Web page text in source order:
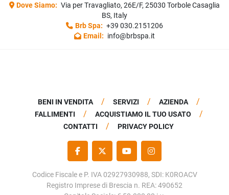
Dove Siamo: Via per Travagliato, 26E/F, 25030 Torbole Casaglia
BS, Italy
Brb Spa: +39 030.2151206
Email: info@brbspa.it
BENI IN VENDITA SERVIZI
AZIENDA
FALLIMENTI
ACQUISTIAMO IL TUO USATO
CONTATTI
PRIVACY POLICY
FACEBOOKTWITTERYOUTUBEINSTAGRAM
Codice Fiscale e P. IVA 02927930988, SDI: K0ROACV
Registro Imprese di Brescia n. REA: 490652